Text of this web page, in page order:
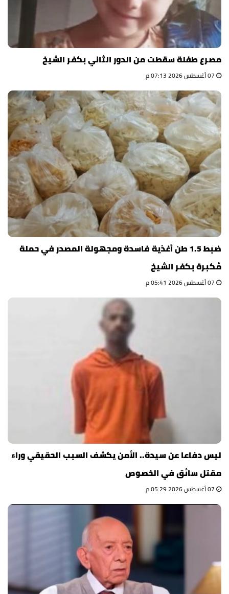
مصرع طفلة سقطت من الدور الثاني بكفر الشيخ
ضبط 1.5 طن أغذية فاسدة ومجهولة المصدر في حملة
مُكبرة بكفر الشيخ
ليس دفاعا عن سيدة.. الأمن يكشف السبب الحقيقي وراء
مقتل سائق في الخصوص